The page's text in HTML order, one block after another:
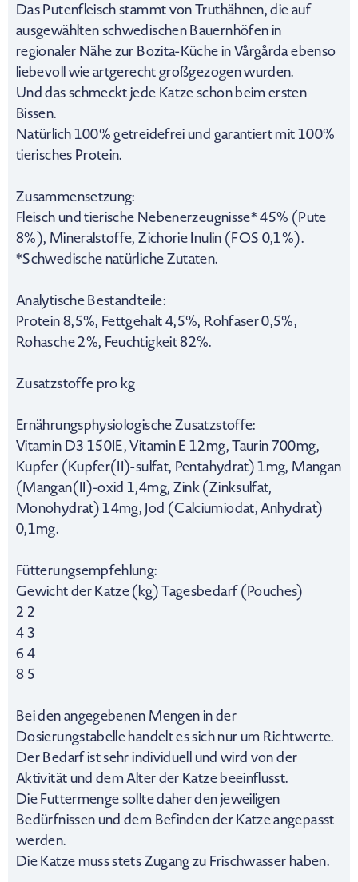
Das Putenfleisch stammt von Truthähnen, die auf
ausgewählten schwedischen Bauernhöfen in
regionaler Nähe zur Bozita-Küche in Vårgårda ebenso
liebevoll wie artgerecht großgezogen wurden.
Und das schmeckt jede Katze schon beim ersten
Bissen.
Natürlich 100% getreidefrei und garantiert mit 100%
tierisches Protein.
Zusammensetzung:
Fleisch und tierische Nebenerzeugnisse* 45% (Pute
8%), Mineralstoffe, Zichorie Inulin (FOS 0,1%).
*Schwedische natürliche Zutaten.
Analytische Bestandteile:
Protein 8,5%, Fettgehalt 4,5%, Rohfaser 0,5%,
Rohasche 2%, Feuchtigkeit 82%.
Zusatzstoffe pro kg
Ernährungsphysiologische Zusatzstoffe:
Vitamin D3 150IE, Vitamin E 12mg, Taurin 700mg,
Kupfer (Kupfer(II)-sulfat, Pentahydrat) 1mg, Mangan
(Mangan(II)-oxid 1,4mg, Zink (Zinksulfat,
Monohydrat) 14mg, Jod (Calciumiodat, Anhydrat)
0,1mg.
Fütterungsempfehlung:
Gewicht der Katze (kg) Tagesbedarf (Pouches)
2 2
4 3
6 4
8 5
Bei den angegebenen Mengen in der
Dosierungstabelle handelt es sich nur um Richtwerte.
Der Bedarf ist sehr individuell und wird von der
Aktivität und dem Alter der Katze beeinflusst.
Die Futtermenge sollte daher den jeweiligen
Bedürfnissen und dem Befinden der Katze angepasst
werden.
Die Katze muss stets Zugang zu Frischwasser haben.